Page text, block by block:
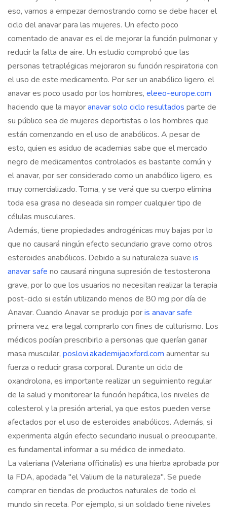
eso, vamos a empezar demostrando como se debe hacer el
ciclo del anavar para las mujeres. Un efecto poco
comentado de anavar es el de mejorar la función pulmonar y
reducir la falta de aire. Un estudio comprobó que las
personas tetraplégicas mejoraron su función respiratoria con
el uso de este medicamento. Por ser un anabólico ligero, el
anavar es poco usado por los hombres, eleeo-europe.com
haciendo que la mayoranavar solo ciclo resultados parte de
su público sea de mujeres deportistas o los hombres que
están comenzando en el uso de anabólicos. A pesar de
esto, quien es asiduo de academias sabe que el mercado
negro de medicamentos controlados es bastante común y
el anavar, por ser considerado como un anabólico ligero, es
muy comercializado. Toma, y ​​se verá que su cuerpo elimina
toda esa grasa no deseada sin romper cualquier tipo de
células musculares.
Además, tiene propiedades androgénicas muy bajas por lo
que no causará ningún efecto secundario grave como otros
esteroides anabólicos. Debido a su naturaleza suave is
anavar safe no causará ninguna supresión de testosterona
grave, por lo que los usuarios no necesitan realizar la terapia
post-ciclo si están utilizando menos de 80 mg por día de
Anavar. Cuando Anavar se produjo poris anavar safe
primera vez, era legal comprarlo con fines de culturismo. Los
médicos podían prescribirlo a personas que querían ganar
masa muscular, poslovi.akademijaoxford.com aumentar su
fuerza o reducir grasa corporal. Durante un ciclo de
oxandrolona, es importante realizar un seguimiento regular
de la salud y monitorear la función hepática, los niveles de
colesterol y la presión arterial, ya que estos pueden verse
afectados por el uso de esteroides anabólicos. Además, si
experimenta algún efecto secundario inusual o preocupante,
es fundamental informar a su médico de inmediato.
La valeriana (Valeriana officinalis) es una hierba aprobada por
la FDA, apodada "el Valium de la naturaleza". Se puede
comprar en tiendas de productos naturales de todo el
mundo sin receta. Por ejemplo, si un soldado tiene niveles